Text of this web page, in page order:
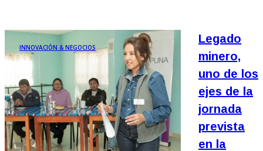
INNOVACIÓN & NEGOCIOS
Legado
minero,
uno de los
ejes de la
jornada
prevista
en la